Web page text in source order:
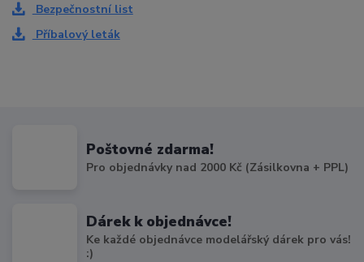
Bezpečnostní list
Příbalový leták
Poštovné zdarma!
Pro objednávky nad 2000 Kč (Zásilkovna + PPL)
Dárek k objednávce!
Ke každé objednávce modelářský dárek pro vás!
:)